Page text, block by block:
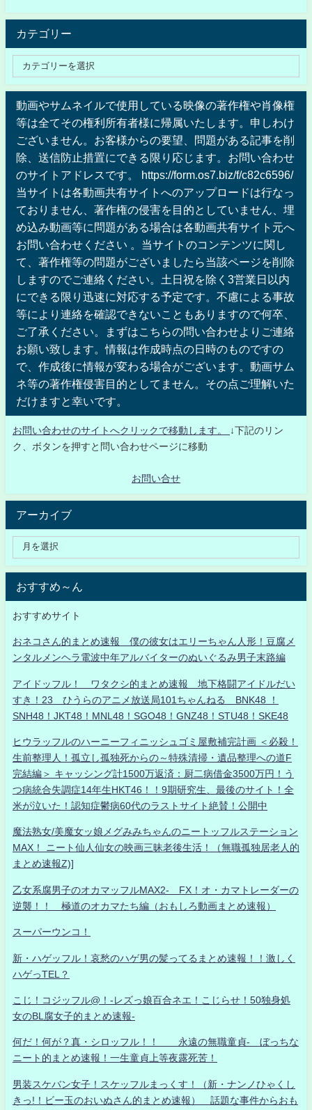
カテゴリー
動画やサムネイルで使用している映像の著作権や肖像権
等は全てその権利所有者様に帰属いたします。申しわけ
ございません。お客様からの要望、問題がある記事を削
除、送信防止措置にできる限り応じます。お問い合わせ
のサイトアドレスです。 https://form.os7.biz/f/c82c6596/
当サイトは各動画共有サイトへのアップロードは行なっ
ておりません、著作権の侵害を目的としていません、埋
め込み動画等に問題がある場合は各動画共有サイト元へ
お問い合わせください 。当サイトのコンテンツに関し
て、著作権等の問題がございましたら当該ページを削除
しますのでご連絡ください。土日祝を除く3営業日以内
にできる限り迅速に対応する予定です。不慮による事故
等により連絡を確認できないこともありますので何卒、
ご了承ください。まずはこちらの問い合わせよりご連絡
お願い致します。情報は作成時点の日時のものですの
で、作成後に情報が変わる場合がございます。動画サム
ネ等の著作権侵害目的としてません。その点ご理解いた
だけますと幸いです。
お問い合わせのサイトへクリックで移動します。
↓下記のリン
ク、ボタンを押すと問い合わせページに移動
お問い合せ
アーカイブ
おすすめ～ん
おすすめサイト
おネコさん的まとめ速報 僕の彼女はエリーちゃん人形！豆腐メ
ンタルメンヘラ電波中年アルバイターのぬいぐるみ男子末路編
アイドッフル！ ワタクシ的まとめ速報 地下格闘アイドルだい
すき！23 ひうらのアニメ放送局101ちゃんねる BNK48 ！
SNH48！JKT48！MNL48！SGO48！GNZ48！STU48！SKE48
ヒウラッフルのハーニーフィニッシュゴミ屋敷補完計画 ＜必殺！
生前整理人！孤立し孤独死からの～特殊清掃・遺品整理への道F
完結編＞ キャッシング計1500万返済：厨二病借金3500万円！う
つ病統合失調症14年生HKT46！！9期研究生、最後のサイト！全
米が泣いた！認知症鬱病60代のラストサイト絶賛！公開中
魔法熟女/美魔女ッ娘メグみみちゃんのニートッフルステーション
MAX！ ニート仙人仙女の映画三昧老後生活！（無職孤独居老人的
まとめ速報Z)]
乙女系腐男子のオカマッフルMAX2- FX！オ・カマトレーダーの
逆襲！！ 極道のオカマたち編（おもしろ動画まとめ速報）
スーパーウンコ！
新・ハゲッフル！哀愁のハゲ男の髪ってるまとめ速報！！激しく
ハゲっTEL？
こじ！コジッフル@！-レズっ娘百合ネエ！こじらせ！50独身処
女のBL腐女子的まとめ速報-
何だ！何が？真・シロッフル！！ 永遠の無職童貞- ぼっちな
ニート的まとめ速報！一生童貞上等夜露死苦！
男装スケバン女子！スケッフルまっくす！（新・ナンノひゃくし
きっ!！ビー玉のおいぬさん的まとめ速報） 話題な事件からおも